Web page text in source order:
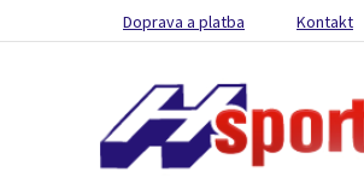
Doprava a platba Kontakt